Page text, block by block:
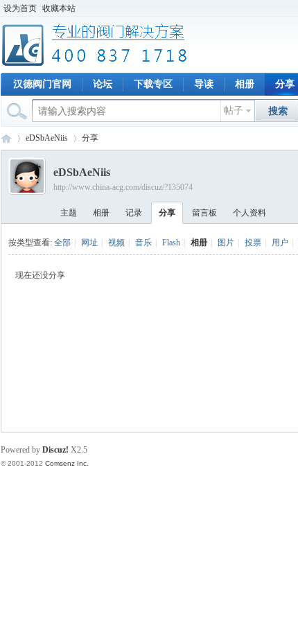
设为首页 收藏本站
汉德阀门官网 论坛 下载专区 导读 相册 分享
帖子 搜索
›
eDSbAeNiis 分享
eDSbAeNiis
http://www.china-acg.com/discuz/?135074
主题 相册 记录 分享 留言板 个人资料
按类型查看: 全部 网址 视频 音乐 Flash 相册 图片 投票 用户
现在还没分享
Powered by Discuz! X2.5
© 2001-2012 Comsenz Inc.